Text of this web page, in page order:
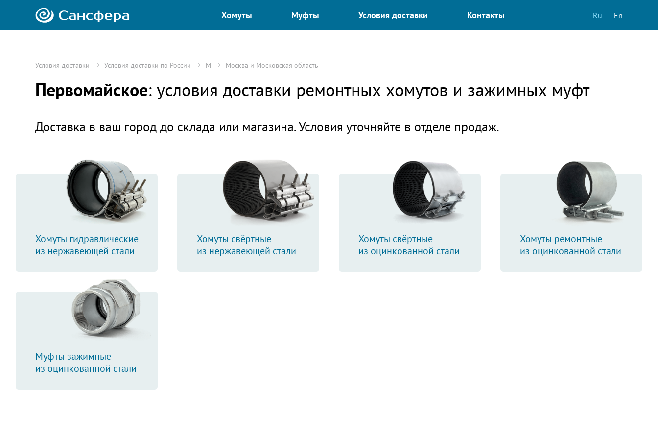
Ru En
Хомуты Муфты Условия доставки Контакты
Условия доставки Условия доставки по России М Москва и Московская область
Первомайское: условия доставки ремонтных хомутов и зажимных муфт
Доставка в ваш город до склада или магазина. Условия уточняйте в отделе продаж.
Хомуты гидравлические
из нержавеющей стали
Хомуты свёртные
из нержавеющей стали
Хомуты свёртные
из оцинкованной стали
Хомуты ремонтные
из оцинкованной стали
Муфты зажимные
из оцинкованной стали